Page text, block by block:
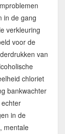
in de gang
verkleuring
voor de
van
chloriet
bankwachter
in de
mentale